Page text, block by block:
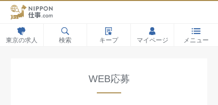
東京の求人 検索 キープ マイページ メニュー
WEB応募